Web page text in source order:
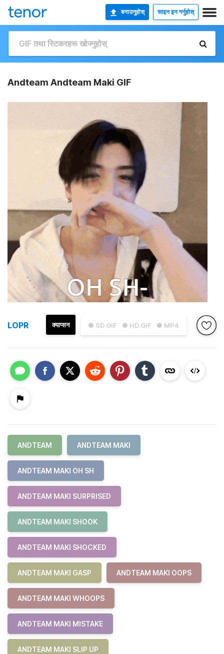
बनाउनुहोस् साइन इन गर्नुहोस्
Andteam Andteam Maki GIF
● SD GIF ● HD GIF ● MP4
क्याप्सन
LOPR
ANDTEAM ANDTEAM MAKI
ANDTEAM MAKI OH SH
ANDTEAM MAKI SURPRISED
ANDTEAM MAKI SHOOK
ANDTEAM MAKI SHOCKED
ANDTEAM MAKI GASP ANDTEAM MAKI OOPS
ANDTEAM MAKI WHOOPS
ANDTEAM MAKI MISTAKE
ANDTEAM MAKI SLIP UP